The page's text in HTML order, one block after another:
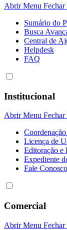
Abrir Menu
Sumário do
Busca
Central de
Helpdesk
FAQ
Institucional
Abrir Menu
Licença de
Editoração e
Expediente
Fale Conosco
Comercial
Abrir Menu